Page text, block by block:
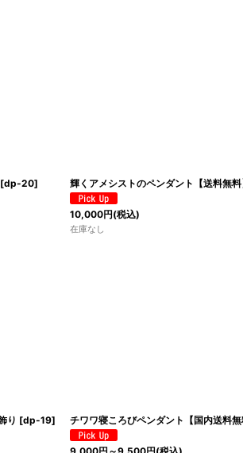
[dp-20] 輝くアメシストのペンダント【送料無
10,000円(税込)
在庫なし
り [dp-19] チワワ寝ころびペンダント【国内送料